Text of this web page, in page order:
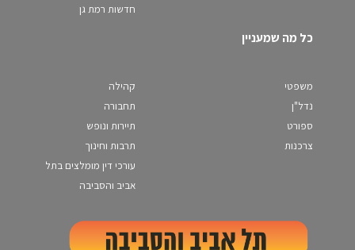
חדשות רמת גן
כל מה שמעניין
משפטי
נדל"ן
ספורט
צרכנות
קהילה
תחבורה
תיירות ונופש
תרבות וחינוך
עורכי דין מומלצים בתל
אביב והסביבה